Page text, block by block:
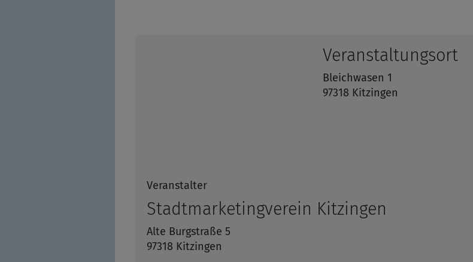
Veranstaltungsort
Bleichwasen 1
97318 Kitzingen
Veranstalter
Stadtmarketingverein Kitzingen
Alte Burgstraße 5
97318 Kitzingen